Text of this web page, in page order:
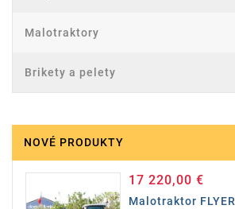
Malotraktory
Brikety a pelety
NOVÉ PRODUKTY
17 220,00 €Cena
Malotraktor FLYER